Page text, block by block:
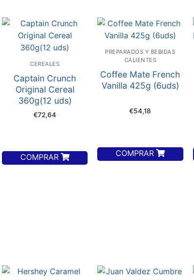
CEREALES
Captain Crunch
Original Cereal
360g(12 uds)
€72,64
COMPRAR
PREPARADOS Y BEBIDAS
CALIENTES
Coffee Mate French
Vanilla 425g (6uds)
€54,18
COMPRAR